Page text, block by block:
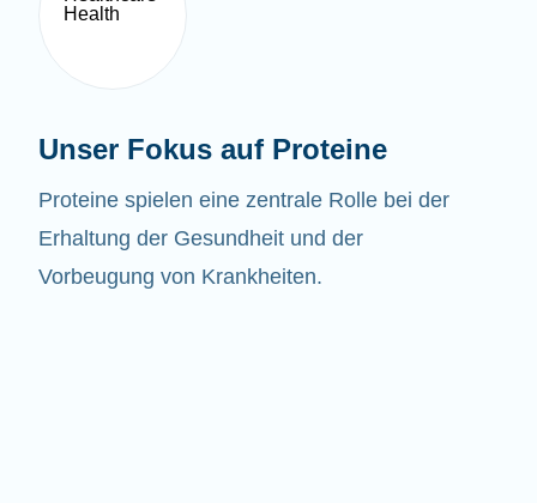
Unser Fokus auf Proteine
Proteine spielen eine zentrale Rolle bei der
Erhaltung der Gesundheit und der
Vorbeugung von Krankheiten.